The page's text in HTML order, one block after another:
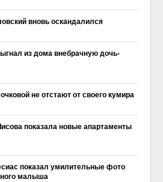
вновь оскандалился
из дома внебрачную дочь-
не отстают от своего кумира
показала новые апартаменты
показал умилительные фото
малыша